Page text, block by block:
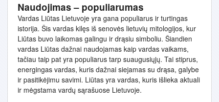
Naudojimas – populiarumas
Vardas Liūtas Lietuvoje yra gana populiarus ir turtingas
istorija. Šis vardas kilęs iš senovės lietuvių mitologijos, kur
Liūtas buvo laikomas galingu ir drąsiu simboliu. Šiandien
vardas Liūtas dažnai naudojamas kaip vardas vaikams,
tačiau taip pat yra populiarus tarp suaugusiųjų. Tai stiprus,
energingas vardas, kuris dažnai siejamas su drąsa, galybe
ir pasitikėjimu savimi. Liūtas yra vardas, kuris išlieka aktuali
ir mėgstama vardų sąrašuose Lietuvoje.